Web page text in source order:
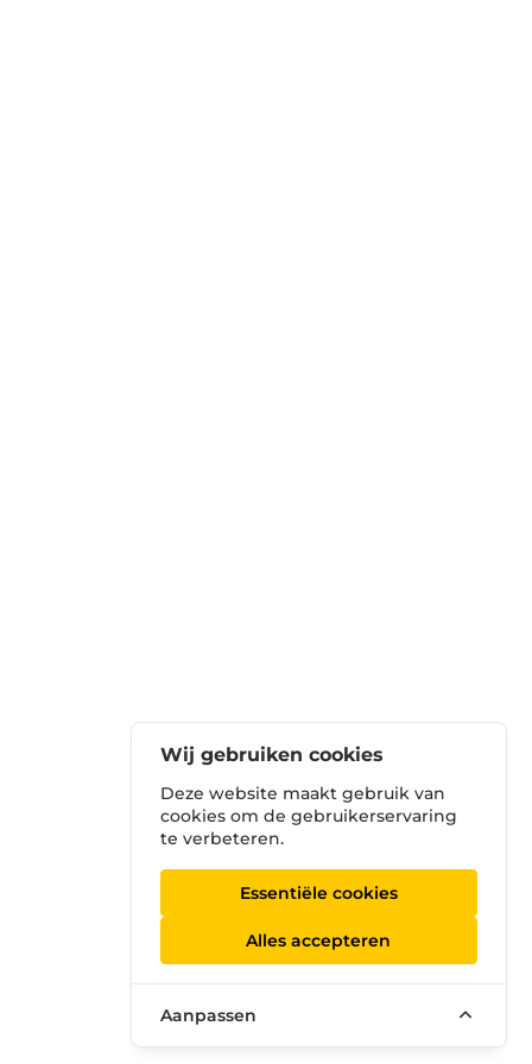
Wij gebruiken cookies
Deze website maakt gebruik van
cookies om de gebruikerservaring
te verbeteren.
Essentiële cookies
Alles accepteren
Aanpassen